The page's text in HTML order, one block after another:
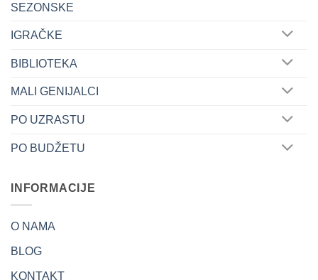
SEZONSKE
IGRAČKE
BIBLIOTEKA
MALI GENIJALCI
PO UZRASTU
PO BUDŽETU
INFORMACIJE
O NAMA
BLOG
KONTAKT